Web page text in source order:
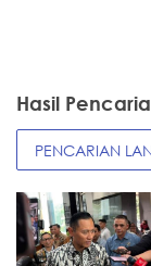
Hasil
PENCARIAN